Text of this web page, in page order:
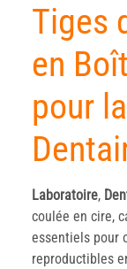
Tiges
en
pour
Laboratoire,
coulée en cire,
essentiels pour
reproductibles